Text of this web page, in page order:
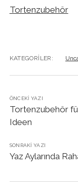
Tortenzubehör
KATEGORILER:
ÖNCEKI YAZI
Tortenzubehör
Ideen
SONRAKI YAZI
Yaz Aylarında